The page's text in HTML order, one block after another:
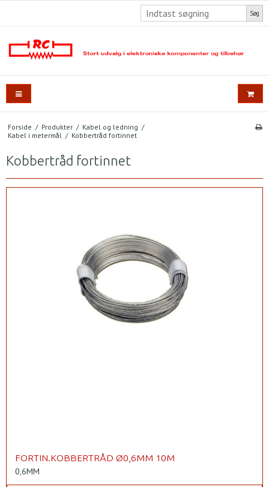
Søg
Forside / Produkter / Kabel og ledning /
Kabel i metermål / Kobbertråd fortinnet
Kobbertråd fortinnet
FORTIN.KOBBERTRÅD Ø0,6MM 10M
0,6MM